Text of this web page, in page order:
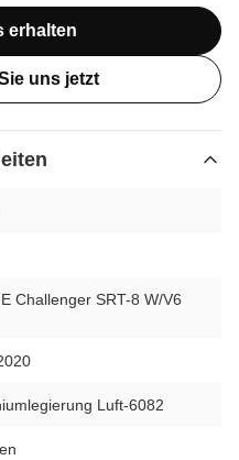
erhalten
uns jetzt
Challenger SRT-8 W/V6
Luft-6082